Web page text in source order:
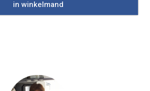
in winkelmand